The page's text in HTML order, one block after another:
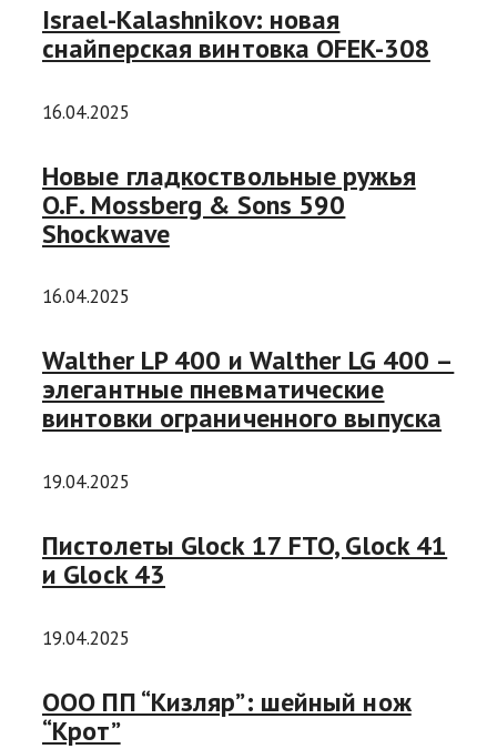
Israel-Kalashnikov: новая
снайперская винтовка OFEK-308
16.04.2025
Новые гладкоствольные ружья
O.F. Mossberg & Sons 590
Shockwave
16.04.2025
Walther LP 400 и Walther LG 400 –
элегантные пневматические
винтовки ограниченного выпуска
19.04.2025
Пистолеты Glock 17 FTO, Glock 41
и Glock 43
19.04.2025
ООО ПП “Кизляр”: шейный нож
“Крот”